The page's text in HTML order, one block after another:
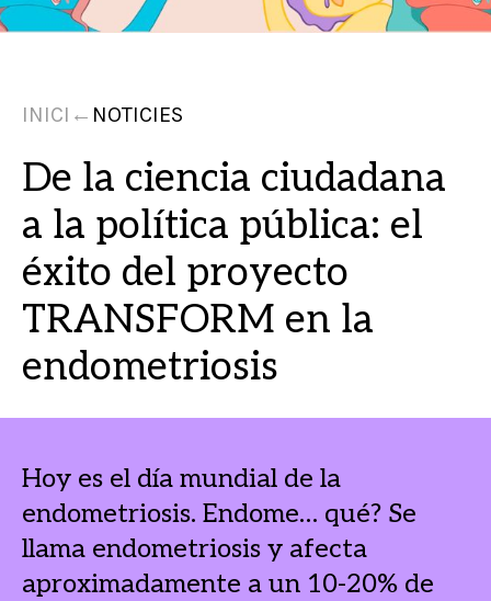
INICI ← NOTICIES
De la ciencia ciudadana
a la política pública: el
éxito del proyecto
TRANSFORM en la
endometriosis
Hoy es el día mundial de la
endometriosis. Endome… qué? Se
llama endometriosis y afecta
aproximadamente a un 10-20% de